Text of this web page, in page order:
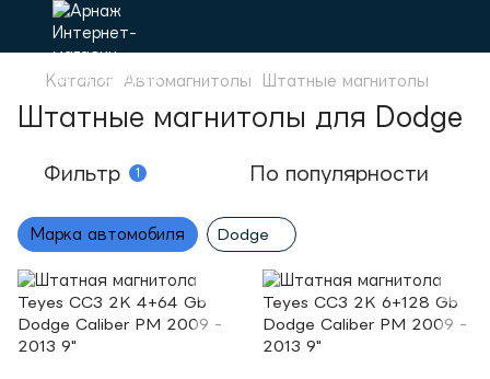
Каталог Автомагнитолы Штатные магнитолы
Штатные магнитолы для Dodge
Фильтр 1 По популярности
Марка автомобиля Dodge